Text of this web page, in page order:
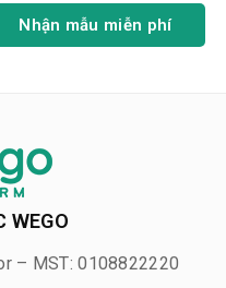
Nhận mẫu miễn phí
WEGO
– MST: 0108822220